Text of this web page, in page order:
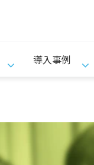
導入事例